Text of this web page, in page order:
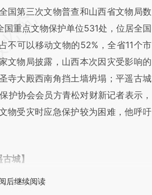
第三次文物普查和山西省文物局数
重点文物保护单位531处，位居全国
不可以移动文物的52%，全省11个市
文物局披露，山西本次因灾受影响的
寺大殿西南角挡土墙坍塌；平遥古城
护协会会员方青松对财新记者表示，
物受灾时应急保护较为困难，他呼吁
城】
后继续阅读